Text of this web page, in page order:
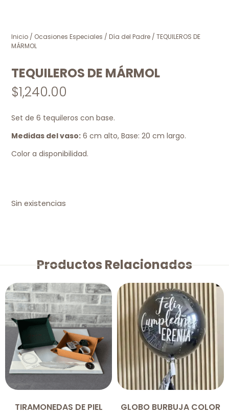
Inicio / Ocasiones Especiales /Día del Padre / TEQUILEROS DE
MÁRMOL
TEQUILEROS DE MÁRMOL
$1,240.00
Set de 6 tequileros con base.
Medidas del vaso: 6 cm alto, Base: 20 cm largo.
Color a disponibilidad.
Sin existencias
Productos Relacionados
TIRAMONEDAS DE PIEL GLOBO BURBUJA COLOR